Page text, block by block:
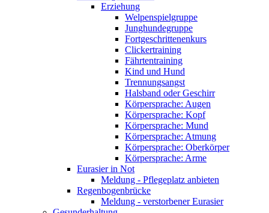
Erziehung
Welpenspielgruppe
Junghundegruppe
Fortgeschrittenenkurs
Clickertraining
Fährtentraining
Kind und Hund
Trennungsangst
Halsband oder Geschirr
Körpersprache: Augen
Körpersprache: Kopf
Körpersprache: Mund
Körpersprache: Atmung
Körpersprache: Oberkörper
Körpersprache: Arme
Eurasier in Not
Meldung - Pflegeplatz anbieten
Regenbogenbrücke
Meldung - verstorbener Eurasier